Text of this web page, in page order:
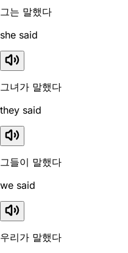
그는 말했다
she said
그녀가 말했다
they said
그들이 말했다
we said
우리가 말했다